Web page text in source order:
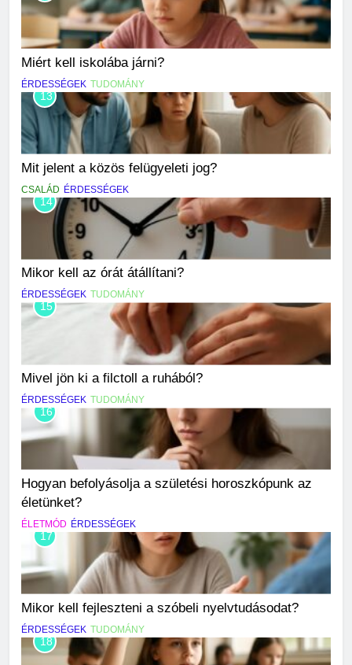
Miért kell iskolába járni?
ÉRDESSÉGEK TUDOMÁNY
13
Mit jelent a közös felügyeleti jog?
CSALÁD ÉRDESSÉGEK
14
Mikor kell az órát átállítani?
ÉRDESSÉGEK TUDOMÁNY
15
Mivel jön ki a filctoll a ruhából?
ÉRDESSÉGEK TUDOMÁNY
16
Hogyan befolyásolja a születési horoszkópunk az
életünket?
ÉLETMÓD ÉRDESSÉGEK
17
Mikor kell fejleszteni a szóbeli nyelvtudásodat?
ÉRDESSÉGEK TUDOMÁNY
18